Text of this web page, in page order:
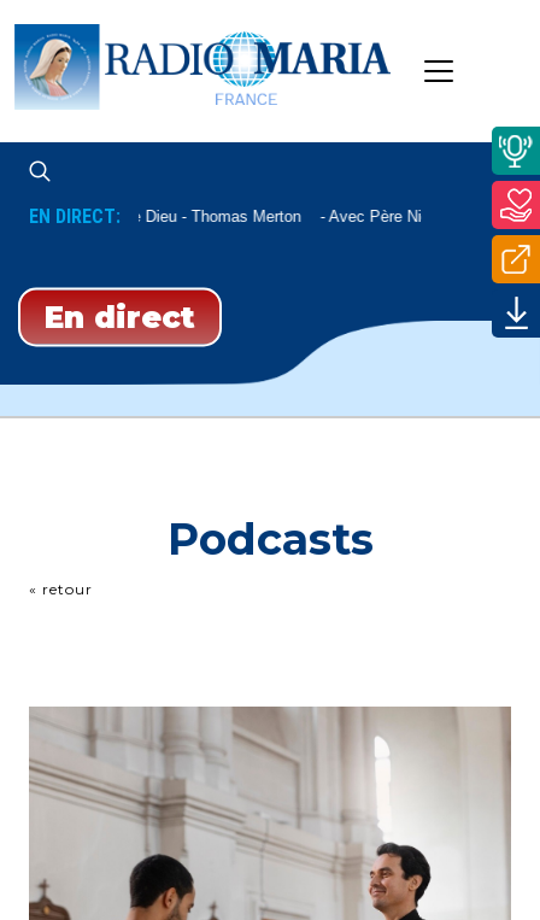
EN DIRECT:
La Paix De Dieu - Thomas Merton Avec Père Nicolas Sautereau
En direct
Podcasts
« retour